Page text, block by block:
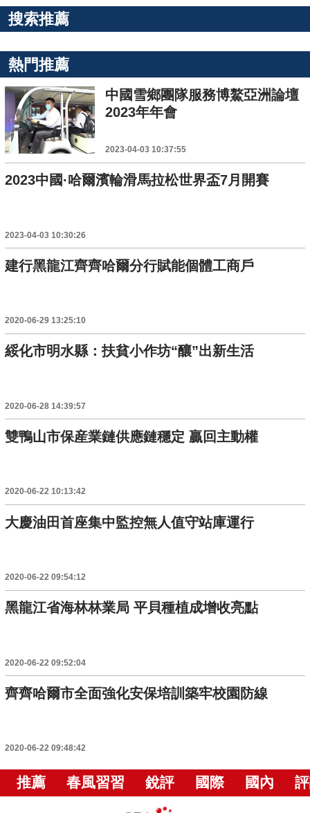
搜索推薦
熱門推薦
中國雪鄉團隊服務博鰲亞洲論壇
2023年年會
2023-04-03 10:37:55
2023中國·哈爾濱輪滑馬拉松世界盃7月開賽
2023-04-03 10:30:26
建行黑龍江齊齊哈爾分行賦能個體工商戶
2020-06-29 13:25:10
綏化市明水縣：扶貧小作坊“釀”出新生活
2020-06-28 14:39:57
雙鴨山市保産業鏈供應鏈穩定 贏回主動權
2020-06-22 10:13:42
大慶油田首座集中監控無人值守站庫運行
2020-06-22 09:54:12
黑龍江省海林林業局 平貝種植成增收亮點
2020-06-22 09:52:04
齊齊哈爾市全面強化安保培訓築牢校園防線
2020-06-22 09:48:42
推薦 春風習習 銳評 國際 國內